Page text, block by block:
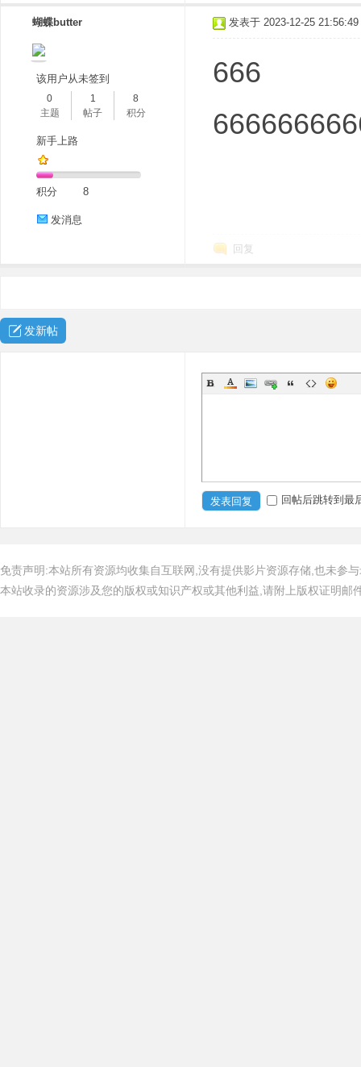
蝴蝶butter
该用户从未签到
0
主题
1
帖子
8
积分
新手上路
积分 8
发消息
发表于 2023-12-25 21:56:49
666
回复
发新帖
发表回复 回帖后跳转到最
免责声明:本站所有资源均收集自互联网,没有提供影片资源存储,也未参
本站收录的资源涉及您的版权或知识产权或其他利益,请附上版权证明